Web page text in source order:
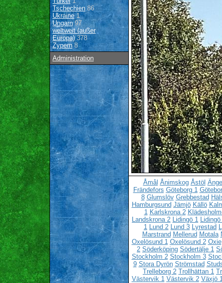
Tschechien 86
Ukraine1
Ungarn97
weltweit (außer
Europa)378
Zypern8
Administration
Åmål Ånimskog Åstöl
Frändefors Göteborg 1
8 Glumslöv Grebbestad
Hamburgsund Jämjö Källö
1 Karlskrona 2
Landskrona 2 Lidingö 1 Lidingö
1 Lund 2 Lund 3 Lyrestad
Marstrand Mellerud Motala
Oxelösund 1 Oxelösund 2 Oxie
2 Söderköping Södertälje 1
Stockholm 2 Stockholm 3
9 Stora Dyrön Strömstad
Trelleborg 2 Trollhättan 1
Västervik 1 Västervik 2 Växjö